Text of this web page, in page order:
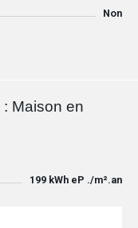
Non
: Maison en
199 kWh eP ./m².an